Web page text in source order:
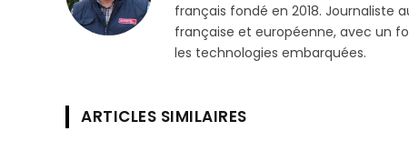
français fondé en 2018. Journaliste
française et européenne, avec un
les technologies embarquées.
ARTICLES SIMILAIRES